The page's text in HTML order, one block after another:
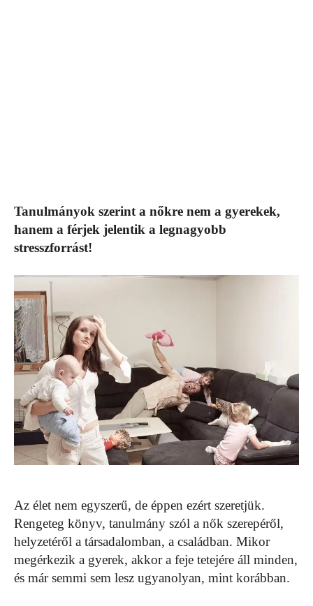
Tanulmányok szerint a nőkre nem a gyerekek,
hanem a férjek jelentik a legnagyobb
stresszforrást!
Az élet nem egyszerű, de éppen ezért szeretjük.
Rengeteg könyv, tanulmány szól a nők szerepéről,
helyzetéről a társadalomban, a családban. Mikor
megérkezik a gyerek, akkor a feje tetejére áll minden,
és már semmi sem lesz ugyanolyan, mint korábban.